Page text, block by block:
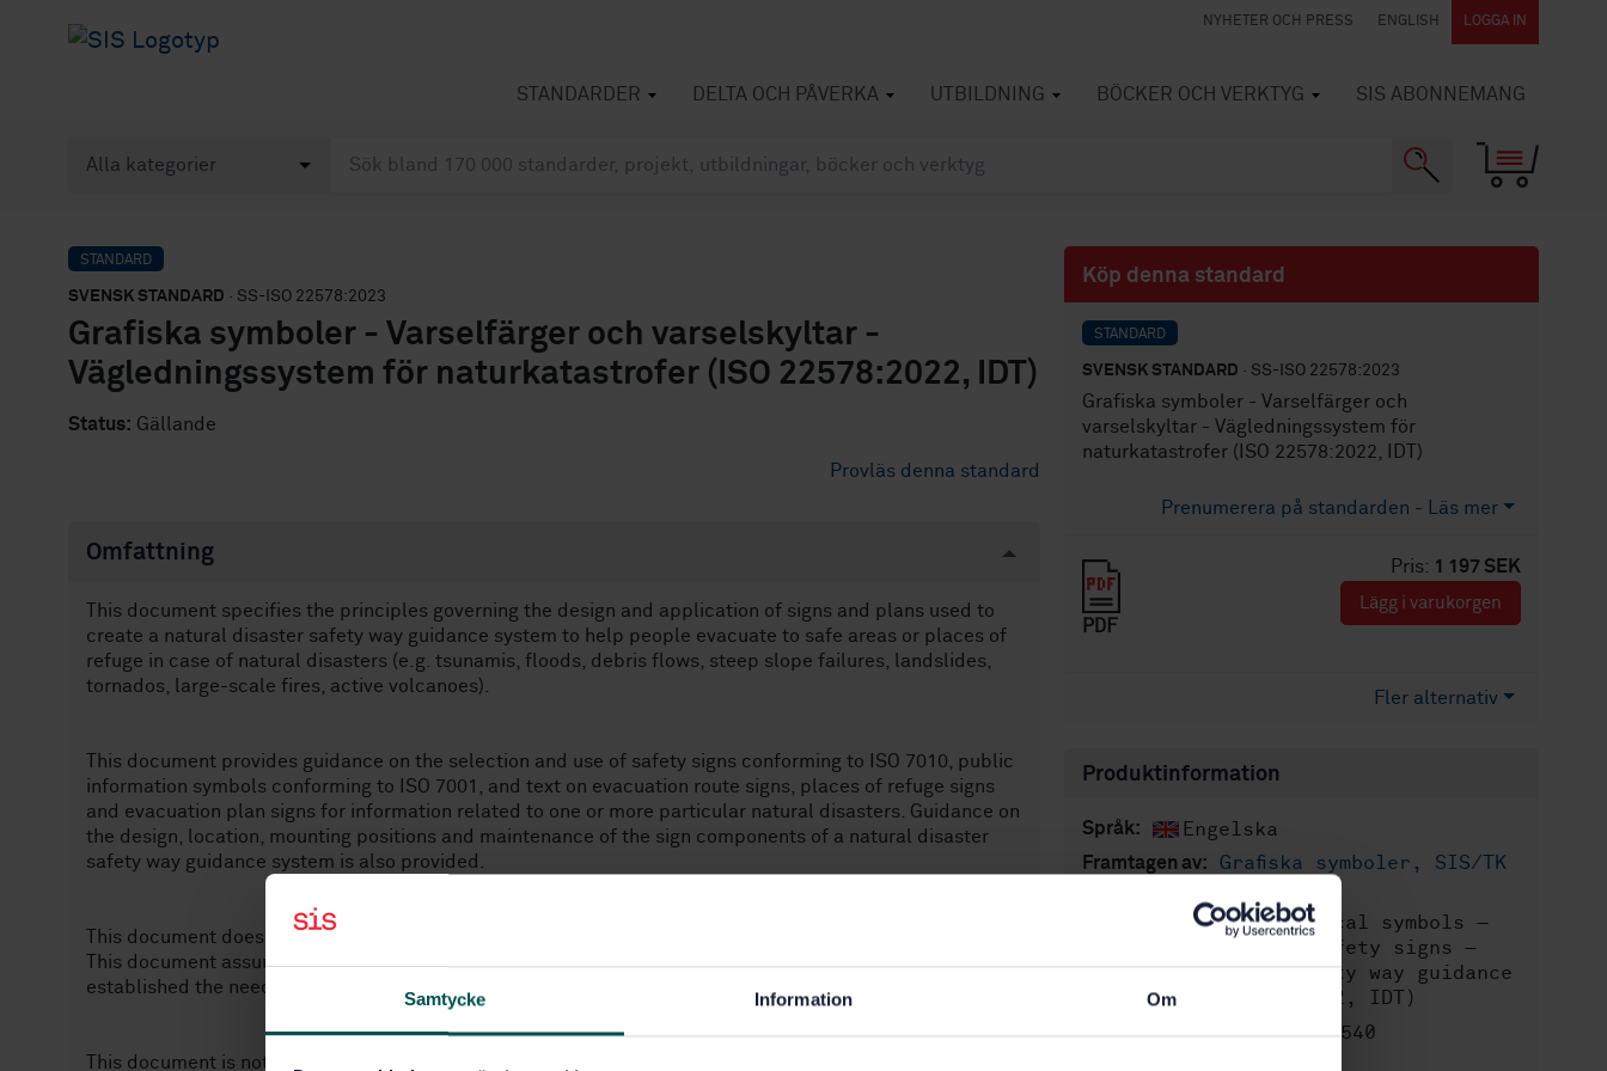
Samtycke Information Om
NYHETER OCH PRESS ENGLISH LOGGA IN
STANDARDER DELTA OCH PÅVERKA UTBILDNING BÖCKER OCH VERKTYG SIS ABONNEMANG
STANDARD
SVENSK STANDARD · SS-ISO 22578:2023
Grafiska symboler - Varselfärger och varselskyltar -
Vägledningssystem för naturkatastrofer (ISO 22578:2022, IDT)
Status: Gällande
Provläs denna standard
Omfattning
This document specifies the principles governing the design and application of signs and plans used to
create a natural disaster safety way guidance system to help people evacuate to safe areas or places of
refuge in case of natural disasters (e.g. tsunamis, floods, debris flows, steep slope failures, landslides,
tornados, large-scale fires, active volcanoes).
This document provides guidance on the selection and use of safety signs conforming to ISO 7010, public
information symbols conforming to ISO 7001, and text on evacuation route signs, places of refuge signs
and evacuation plan signs for information related to one or more particular natural disasters. Guidance on
the design, location, mounting positions and maintenance of the sign components of a natural disaster
safety way guidance system is also provided.
This document does not apply to the determination of the need for natural disaster safety way guidance.
This document assumes that the risk assessment or requirements of an enforcing authority have
established the need for such natural disaster safety way guidance systems.
This document is not applicable to the particular hazards of high winds, snow avalanches, earthquakes or
Köp denna standard
STANDARD
SVENSK STANDARD · SS-ISO 22578:2023
Grafiska symboler - Varselfärger och
varselskyltar - Vägledningssystem för
naturkatastrofer (ISO 22578:2022, IDT)
Prenumerera på standarden - Läs mer
Pris: 1 197 SEK
PDF
Lägg i varukorgen
Fler alternativ
Produktinformation
Språk: Engelska
Framtagen av:
Grafiska symboler, SIS/TK
Internationell titel:Graphical symbols —
Safety colours and safety signs —
Natural disaster safety way guidance
system (ISO 22578:2022, IDT)
Artikelnummer:STD-80041540